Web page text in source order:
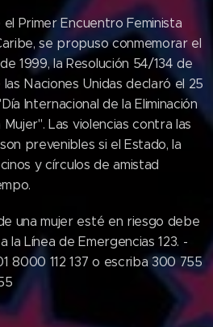
el Primer Encuentro Feminista
se propuso conmemorar el
1999, la Resolución 54/134 de
Naciones Unidas declaró el 25
Internacional de la Eliminación
Las violencias contra las
prevenibles si el Estado, la
y círculos de amistad
una mujer esté en riesgo debe
la Línea de Emergencias 123. -
8000 112 137 o escriba 300 755